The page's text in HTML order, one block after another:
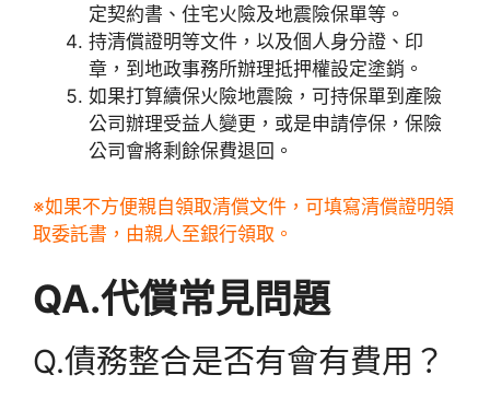
定契約書、住宅火險及地震險保單等。
持清償證明等文件，以及個人身分證、印
章，到地政事務所辦理抵押權設定塗銷。
如果打算續保火險地震險，可持保單到產險
公司辦理受益人變更，或是申請停保，保險
公司會將剩餘保費退回。
※如果不方便親自領取清償文件，可填寫清償證明領
取委託書，由親人至銀行領取。
QA.代償常見問題
Q.債務整合是否有會有費用？